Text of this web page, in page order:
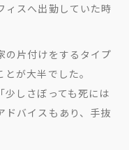
ィスへ出勤していた時
の片付けをするタイプ
が大半でした。
少しさぼっても死には
ドバイスもあり、手抜